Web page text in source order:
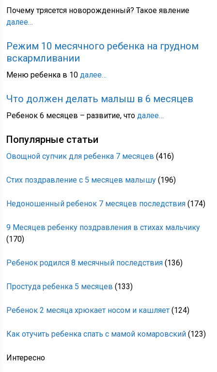
Почему трясется новорожденный? Такое явление
далее…
Режим 10 месячного ребенка на грудном
вскармливании
Меню ребенка в 10далее…
Что должен делать малыш в 6 месяцев
Ребенок 6 месяцев – развитие, чтодалее…
Популярные статьи
Овощной супчик для ребенка 7 месяцев (416)
Стих поздравление с 5 месяцев малышу (196)
Недоношенный ребенок 7 месяцев последствия (174)
9 Месяцев ребенку поздравления в стихах мальчику
(170)
Ребенок родился 8 месячный последствия (136)
Простуда ребенка 5 месяцев (133)
Ребенок 2 месяца хрюкает носом и кашляет (124)
Как отучить ребенка спать с мамой комаровский (123)
Интересно